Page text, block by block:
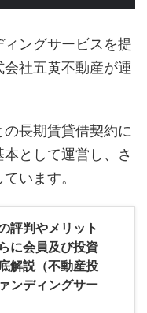
ングサービスを提
社五黄不動産が運
長期賃貸借契約に
として運営し、さ
います。
評判やメリット
に会員及び投資
解説（不動産投
ンディングサー